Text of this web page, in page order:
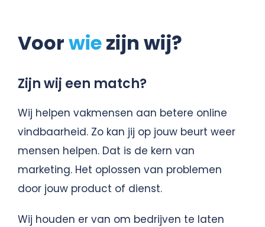
Voorwiezijn wij?
Zijn wij een match?
Wij helpen vakmensen aan betere online
vindbaarheid. Zo kan jij op jouw beurt weer
mensen helpen. Dat is de kern van
marketing. Het oplossen van problemen
door jouw product of dienst.
Wij houden er van om bedrijven te laten